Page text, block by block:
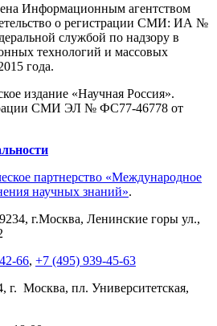
Информационным агентством
о регистрации СМИ: ИА №
службой по надзору в
технологий и массовых
года.
издание «Научная Россия».
СМИ ЭЛ № ФС77-46778 от
партнерство «Международное
научных знаний».
, г.Москва, Ленинские горы ул.,
66, +7 (495) 939-45-63
, г. Москва, пл. Университетская,